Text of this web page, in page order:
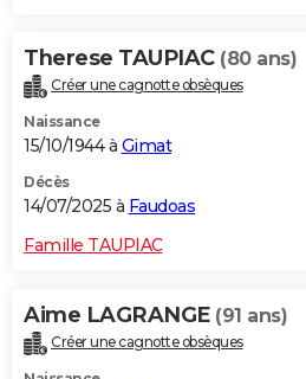
Carte de Noël
Carte Bonne année
Carte Saint-Valentin
Carte Pâques
Carte d'anniversaire
DICTIONNAIRE
Dictionnaire
Biographies
Citations
Expressions
Proverbes
PROGRAMME TV
S'inscrire
Se connecter
Lycées
Collèges
Primaires
Universités
Entreprises
Service militaire
Avis de recherche
AVIS DE DÉCÈS
FORUM
Bricolage
Lifestyle
Culture
Sport
Auto
Television
Voyage
Cinema
Therese TAUPIAC (80 ans)
Créer une cagnotte obsèques
Naissance
15/10/1944 à Gimat
Décès
14/07/2025 à Faudoas
Famille TAUPIAC
Aime LAGRANGE (91 ans)
Créer une cagnotte obsèques